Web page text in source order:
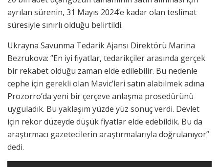
ayrılan sürenin, 31 Mayıs 2024’e kadar olan teslimat
süresiyle sınırlı olduğu belirtildi.
Ukrayna Savunma Tedarik Ajansı Direktörü Marina
Bezrukova: ‘’En iyi fiyatlar, tedarikçiler arasında gerçek
bir rekabet olduğu zaman elde edilebilir. Bu nedenle
cephe için gerekli olan Mavic’leri satın alabilmek adına
Prozorro’da yeni bir çerçeve anlaşma prosedürünü
uyguladık. Bu yaklaşım yüzde yüz sonuç verdi. Devlet
için rekor düzeyde düşük fiyatlar elde edebildik. Bu da
araştırmacı gazetecilerin araştırmalarıyla doğrulanıyor’’
dedi.